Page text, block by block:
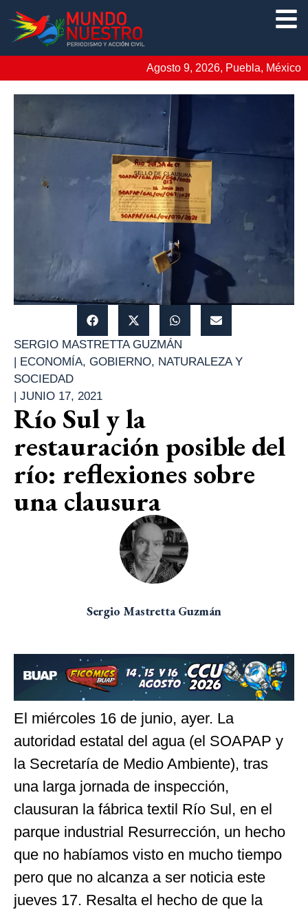
Agosto 9, 2026, Puebla, México
SERGIO MASTRETTA GUZMÁN
| ECONOMÍA, GOBIERNO, NATURALEZA Y
SOCIEDAD
| JUNIO 17, 2021
Río Sul y la
restauración posible del
río: reflexiones sobre
una clausura
Sergio Mastretta Guzmán
El miércoles 16 de junio, ayer. La
autoridad estatal del agua (el SOAPAP y
la Secretaría de Medio Ambiente), tras
una larga jornada de inspección,
clausuran la fábrica textil Río Sul, en el
parque industrial Resurrección, un hecho
que no habíamos visto en mucho tiempo
pero que no alcanza a ser noticia este
jueves 17. Resalta el hecho de que la